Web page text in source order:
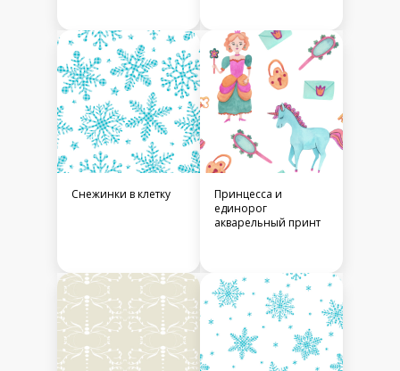
Снежинки в клетку
Принцесса и
единорог
акварельный принт